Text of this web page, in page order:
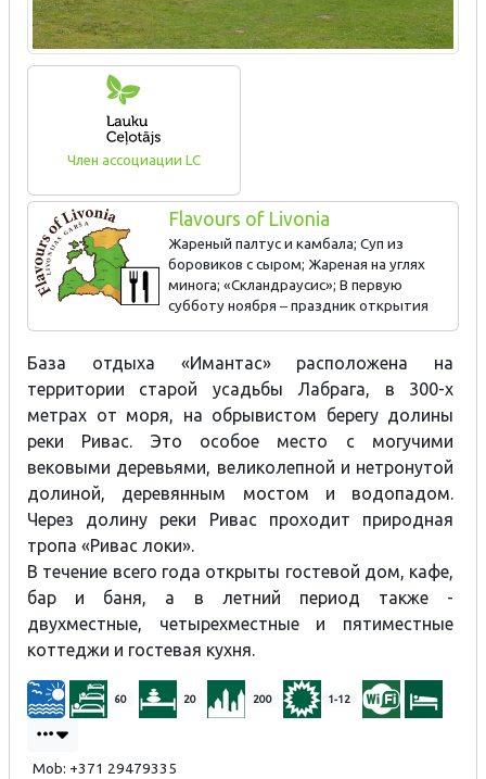
Член ассоциации LC
Flavours of Livonia
Жареный палтус и камбала; Суп из
боровиков с сыром; Жареная на углях
минога; «Скландраусис»; В первую
субботу ноября ‒ праздник открытия
сезона ловли миноги.
База отдыха «Имантас» расположена на
территории старой усадьбы Лабрага, в 300-х
метрах от моря, на обрывистом берегу долины
реки Ривас. Это особое место с могучими
вековыми деревьями, великолепной и нетронутой
долиной, деревянным мостом и водопадом.
Через долину реки Ривас проходит природная
тропа «Ривас локи».
В течение всего года открыты гостевой дом, кафе,
бар и баня, а в летний период также -
двухместные, четырехместные и пятиместные
коттеджи и гостевая кухня.
60 20 200 1-12
Mob: +371 29479335